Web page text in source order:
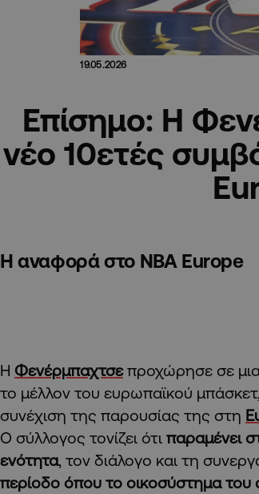
19.05.2026
Επίσημο: Η
νέο 10ετές
Η αναφορά στο NBA Europe
Η Φενέρμπαχτσεπροχώρησε σε
το μέλλον του ευρωπαϊκού
συνέχιση της παρουσίας της στη
Ο σύλλογος τονίζει ότι παραμένει
ενότητα, τον διάλογο και τη
περίοδο όπου το οικοσύστημα του